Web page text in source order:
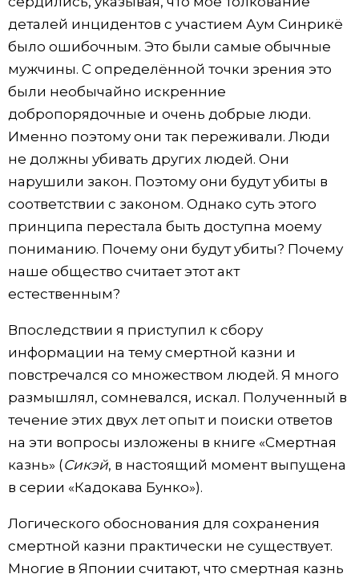
деталей инцидентов с участием Аум Синрикё
было ошибочным. Это были самые обычные
мужчины. С определённой точки зрения это
были необычайно искренние
добропорядочные и очень добрые люди.
Именно поэтому они так переживали. Люди
не должны убивать других людей. Они
нарушили закон. Поэтому они будут убиты в
соответствии с законом. Однако суть этого
принципа перестала быть доступна моему
пониманию. Почему они будут убиты? Почему
наше общество считает этот акт
естественным?
Впоследствии я приступил к сбору
информации на тему смертной казни и
повстречался со множеством людей. Я много
размышлял, сомневался, искал. Полученный в
течение этих двух лет опыт и поиски ответов
на эти вопросы изложены в книге «Смертная
казнь» (Сикэй, в настоящий момент выпущена
в серии «Кадокава Бунко»).
Логического обоснования для сохранения
смертной казни практически не существует.
Многие в Японии считают, что смертная казнь